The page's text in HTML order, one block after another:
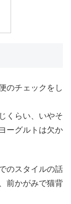
のチェックをし
くらい、いやそ
ーグルトは欠か
のスタイルの話
前かがみで猫背